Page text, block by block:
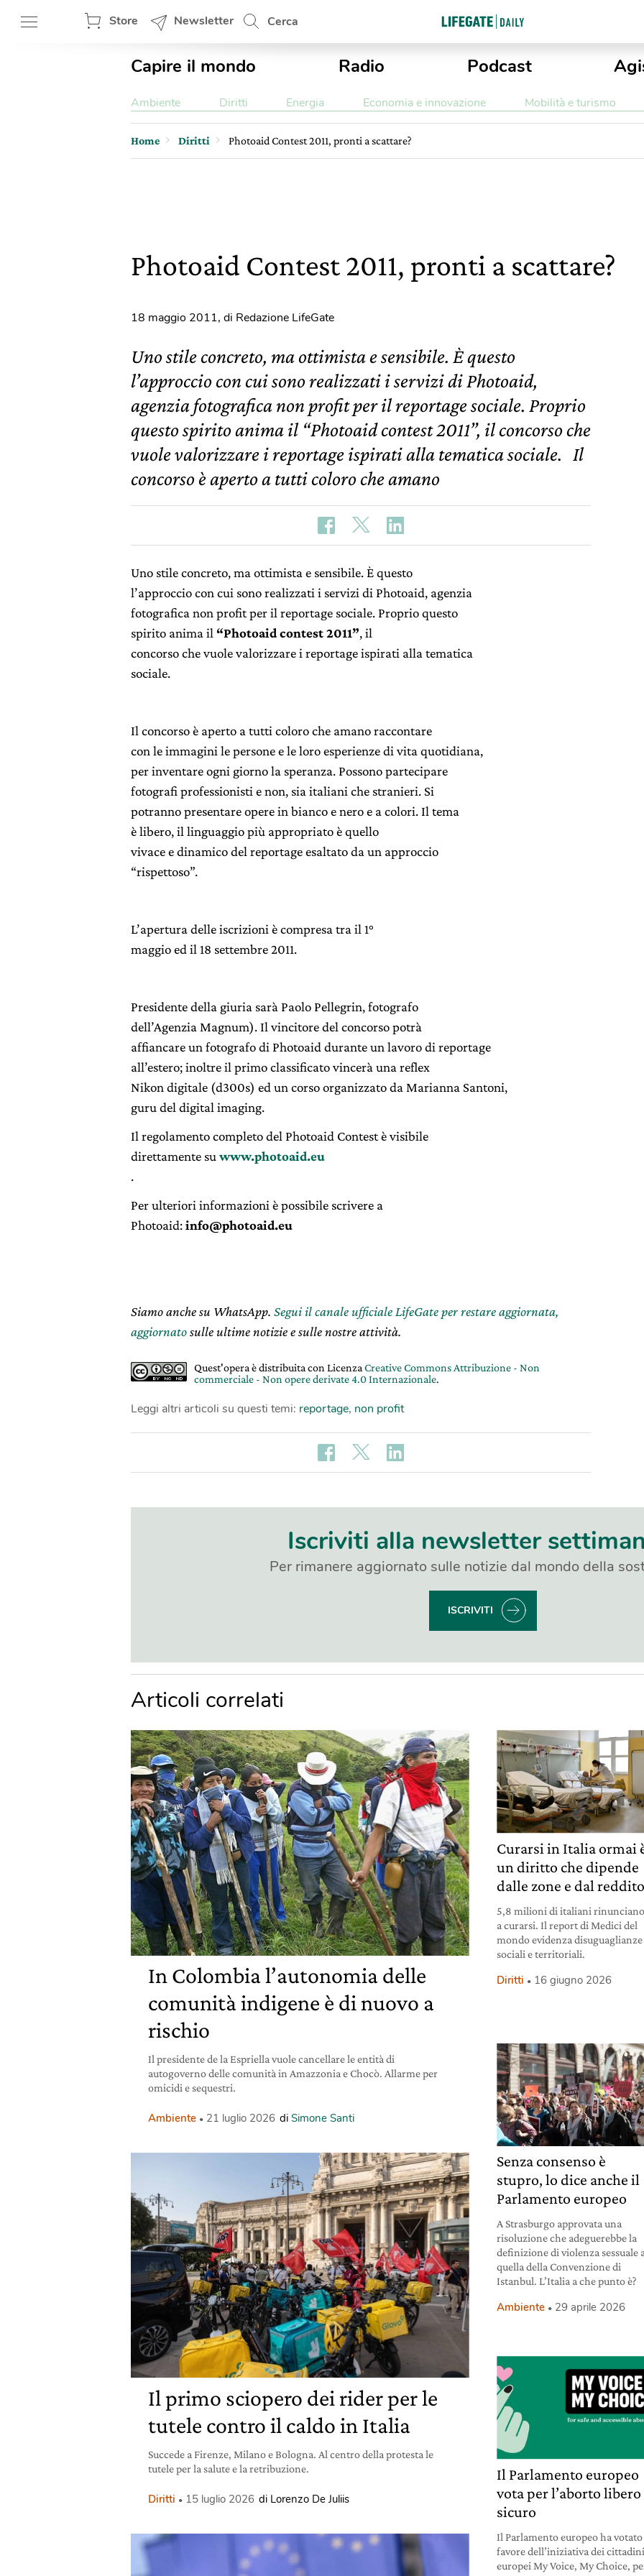
Store Newsletter Cerca
Capire il mondo Radio Podcast
Ambiente Diritti Energia Economia e innovazione Mobilità e turismo
Home Diritti Photoaid Contest 2011, pronti a scattare?
Photoaid Contest 2011, pronti a scattare?
18 maggio 2011, di Redazione LifeGate
Uno stile concreto, ma ottimista e sensibile. È questo
l’approccio con cui sono realizzati i servizi di Photoaid,
agenzia fotografica non profit per il reportage sociale. Proprio
questo spirito anima il “Photoaid contest 2011”, il concorso che
vuole valorizzare i reportage ispirati alla tematica sociale. Il
concorso è aperto a tutti coloro che amano
Uno stile concreto, ma ottimista e sensibile. È questo
l’approccio con cui sono realizzati i servizi di Photoaid, agenzia
fotografica non profit per il reportage sociale. Proprio questo
spirito anima il “Photoaid contest 2011”, il
concorso che vuole valorizzare i reportage ispirati alla tematica
sociale.
Il concorso è aperto a tutti coloro che amano raccontare
con le immagini le persone e le loro esperienze di vita quotidiana,
per inventare ogni giorno la speranza. Possono partecipare
fotografi professionisti e non, sia italiani che stranieri. Si
potranno presentare opere in bianco e nero e a colori. Il tema
è libero, il linguaggio più appropriato è quello
vivace e dinamico del reportage esaltato da un approccio
“rispettoso”.
L’apertura delle iscrizioni è compresa tra il 1°
maggio ed il 18 settembre 2011.
Presidente della giuria sarà Paolo Pellegrin, fotografo
dell’Agenzia Magnum). Il vincitore del concorso potrà
affiancare un fotografo di Photoaid durante un lavoro di reportage
all’estero; inoltre il primo classificato vincerà una reflex
Nikon digitale (d300s) ed un corso organizzato da Marianna Santoni,
guru del digital imaging.
Il regolamento completo del Photoaid Contest è visibile
direttamente su www.photoaid.eu
.
Per ulteriori informazioni è possibile scrivere a
Photoaid:info@photoaid.eu
Siamo anche su WhatsApp. Segui il canale ufficiale LifeGate per restare aggiornata,
aggiornatosulle ultime notizie e sulle nostre attività.
Quest'opera è distribuita con Licenza Creative Commons Attribuzione - Non
commerciale - Non opere derivate 4.0 Internazionale.
Leggi altri articoli su questi temi: reportage, non profit
Iscriviti alla newsletter
Per rimanere aggiornato sulle notizie dal mondo della
ISCRIVITI
Articoli correlati
In Colombia l’autonomia delle
comunità indigene è di nuovo a
rischio
Il presidente de la Espriella vuole cancellare le entità di
autogoverno delle comunità in Amazzonia e Chocò. Allarme per
omicidi e sequestri.
Ambiente 21 luglio 2026 di Simone Santi
Il primo sciopero dei rider per le
tutele contro il caldo in Italia
Succede a Firenze, Milano e Bologna. Al centro della protesta le
tutele per la salute e la retribuzione.
Diritti 15 luglio 2026 di Lorenzo De Juliis
Curarsi in Italia ormai
un diritto che dipende
dalle zone e dal reddito
5,8 milioni di italiani rinunciano
a curarsi. Il report di Medici del
mondo evidenza disuguaglianze
sociali e territoriali.
Diritti 16 giugno 2026
Senza consenso è
stupro, lo dice anche il
Parlamento europeo
A Strasburgo approvata una
risoluzione che adeguerebbe la
definizione di violenza sessuale a
quella della Convenzione di
Istanbul. L’Italia a che punto è?
Ambiente 29 aprile 2026
Il Parlamento europeo
vota per l’aborto libero
sicuro
Il Parlamento europeo ha votato
favore dell’iniziativa dei cittadini
europei My Voice, My Choice,